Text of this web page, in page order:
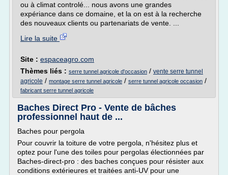
ou à climat controlé... nous avons une grandes
expériance dans ce domaine, et la on est à la recherche
des nouveaux clients ou partenariats de vente. ...
Lire la suite
Site : espaceagro.com
Thèmes liés : serre tunnel agricole d'occasion / vente serre tunnel
agricole / montage serre tunnel agricole / serre tunnel agricole occasion /
fabricant serre tunnel agricole
Baches Direct Pro - Vente de bâches
professionnel haut de ...
Baches pour pergola
Pour couvrir la toiture de votre pergola, n'hésitez plus et
optez pour l'une des toiles pour pergolas électionnées par
Baches-direct-pro : des baches conçues pour résister aux
conditions extérieures et traitées anti-UV pour une